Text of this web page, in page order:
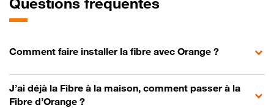
Comment faire installer la fibre avec Orange ?
J’ai déjà la Fibre à la maison, comment passer à la
Fibre d’Orange ?